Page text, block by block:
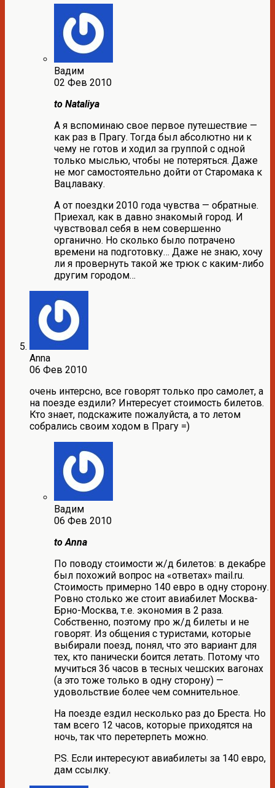
Вадим
02 Фев 2010
to Nataliya
А я вспоминаю свое первое путешествие —
как раз в Прагу. Тогда был абсолютно ни к
чему не готов и ходил за группой с одной
только мыслью, чтобы не потеряться. Даже
не мог самостоятельно дойти от Старомака к
Вацлаваку.
А от поездки 2010 года чувства — обратные.
Приехал, как в давно знакомый город. И
чувствовал себя в нем совершенно
органично. Но сколько было потрачено
времени на подготовку… Даже не знаю, хочу
ли я провернуть такой же трюк с каким-либо
другим городом…
Anna
06 Фев 2010
очень интерсно, все говорят только про самолет, а
на поезде ездили? Интересует стоимость билетов.
Кто знает, подскажите пожалуйста, а то летом
собрались своим ходом в Прагу =)
Вадим
06 Фев 2010
to Anna
По поводу стоимости ж/д билетов: в декабре
был похожий вопрос на «ответах» mail.ru.
Стоимость примерно 140 евро в одну сторону.
Ровно столько же стоит авиабилет Москва-
Брно-Москва, т.е. экономия в 2 раза.
Собственно, поэтому про ж/д билеты и не
говорят. Из общения с туристами, которые
выбирали поезд, понял, что это вариант для
тех, кто панически боится летать. Потому что
мучиться 36 часов в тесных чешских вагонах
(а это тоже только в одну сторону) —
удовольствие более чем сомнительное.
На поезде ездил несколько раз до Бреста. Но
там всего 12 часов, которые приходятся на
ночь, так что перетерпеть можно.
P.S. Если интересуют авиабилеты за 140 евро,
дам ссылку.